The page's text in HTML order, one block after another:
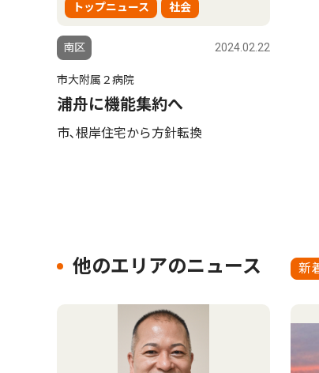
トップニュース 社会
南区 2024.02.22
市大附属２病院
浦舟に機能集約へ
市､根岸住宅から方針転換
他のエリアのニュース 新